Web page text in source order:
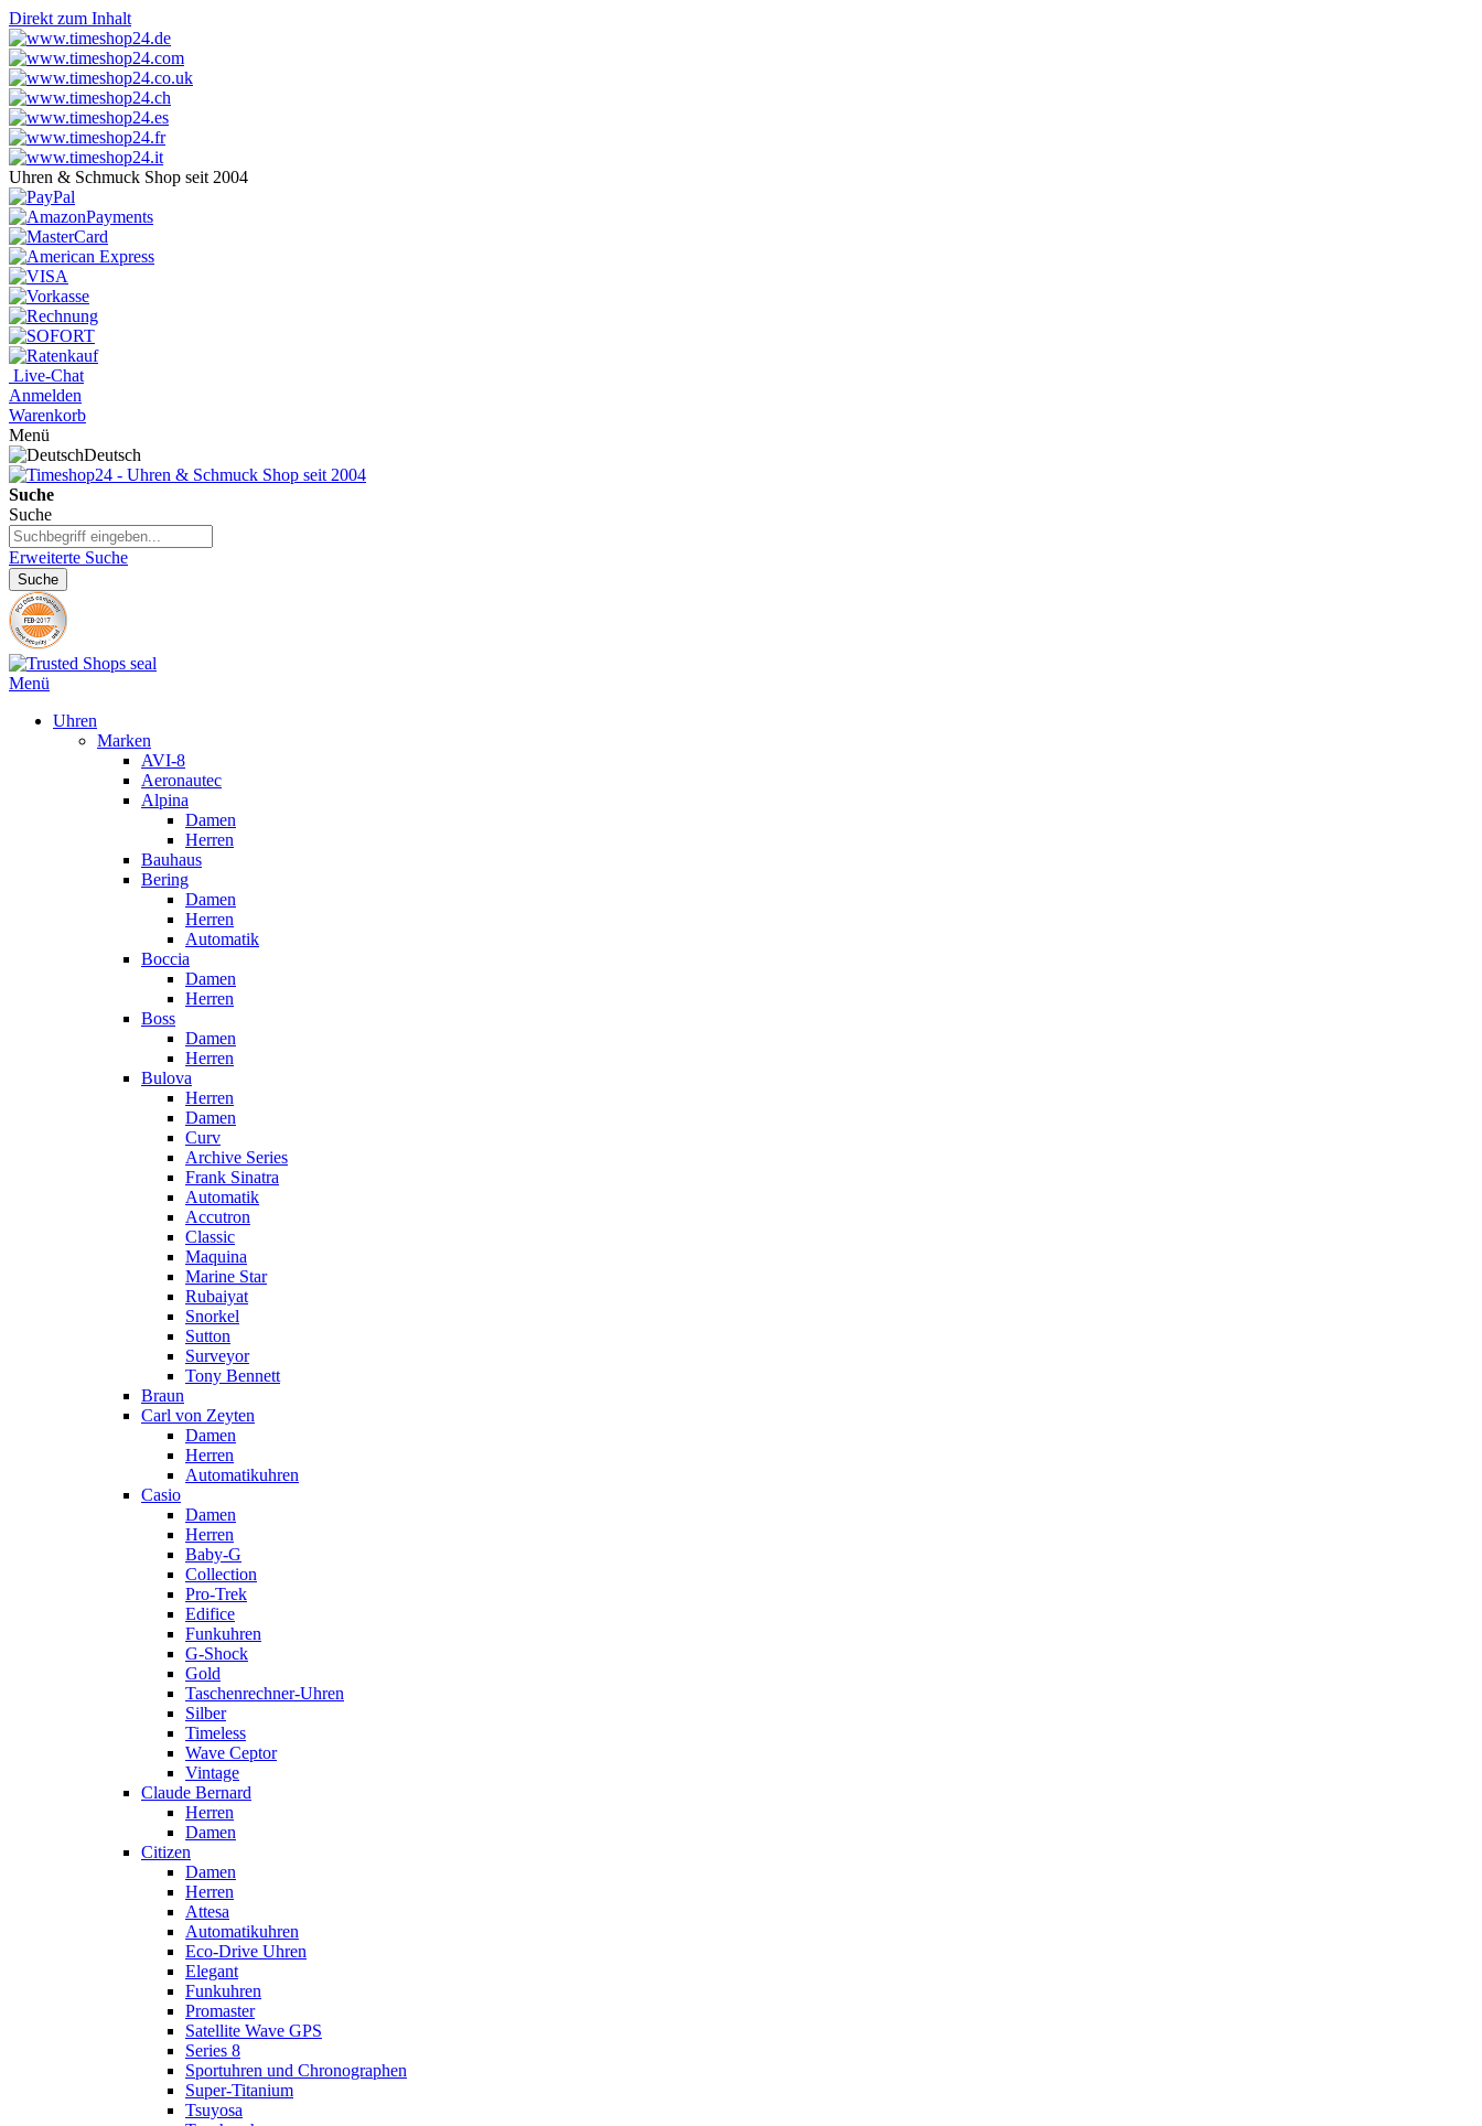
Direkt zum Inhalt
Uhren & Schmuck Shop seit 2004
Live-Chat
Anmelden
Warenkorb
Menü
Deutsch
Suche
Suche
Erweiterte Suche
Suche
Menü
Uhren
Marken
AVI-8
Aeronautec
Alpina
Damen
Herren
Bauhaus
Bering
Damen
Herren
Automatik
Boccia
Damen
Herren
Boss
Damen
Herren
Bulova
Herren
Damen
Curv
Archive Series
Frank Sinatra
Automatik
Accutron
Classic
Maquina
Marine Star
Rubaiyat
Snorkel
Sutton
Surveyor
Tony Bennett
Braun
Carl von Zeyten
Damen
Herren
Automatikuhren
Casio
Damen
Herren
Baby-G
Collection
Pro-Trek
Edifice
Funkuhren
G-Shock
Gold
Taschenrechner-Uhren
Silber
Timeless
Wave Ceptor
Vintage
Claude Bernard
Herren
Damen
Citizen
Damen
Herren
Attesa
Automatikuhren
Eco-Drive Uhren
Elegant
Funkuhren
Promaster
Satellite Wave GPS
Series 8
Sportuhren und Chronographen
Super-Titanium
Tsuyosa